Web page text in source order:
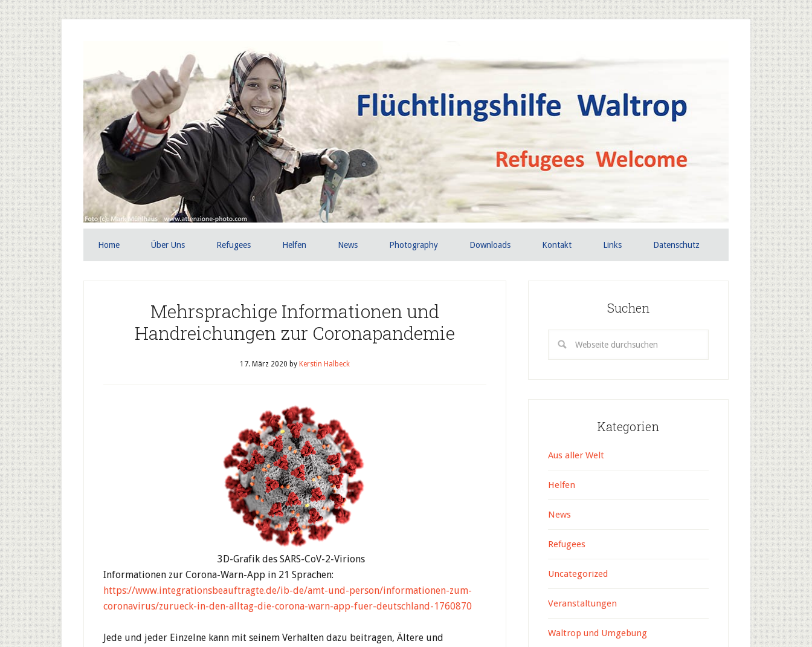
Home Über Uns Refugees Helfen News Photography Downloads Kontakt Links Datenschutz
Mehrsprachige Informationen und
Handreichungen zur Coronapandemie
17. März 2020 by Kerstin Halbeck
3D-Grafik des SARS-CoV-2-Virions
Informationen zur Corona-Warn-App in 21 Sprachen:
https://www.integrationsbeauftragte.de/ib-de/amt-und-person/informationen-zum-
coronavirus/zurueck-in-den-alltag-die-corona-warn-app-fuer-deutschland-1760870
Jede und jeder Einzelne kann mit seinem Verhalten dazu beitragen, Ältere und
Suchen
Kategorien
Aus aller Welt
Helfen
News
Refugees
Uncategorized
Veranstaltungen
Waltrop und Umgebung